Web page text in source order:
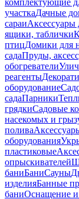
комплектующие
участкаДачные
сараиАксессуары
ящики, таблички
птицДомики для
садаПруды,
обогреватели
реагенты
оборудование
садаПарники
грядкиСадовые
насекомых и
полива
оборудования
пластиковые
опрыскивателей
баниБаниСауны
изделияБанные
баниОснащение и